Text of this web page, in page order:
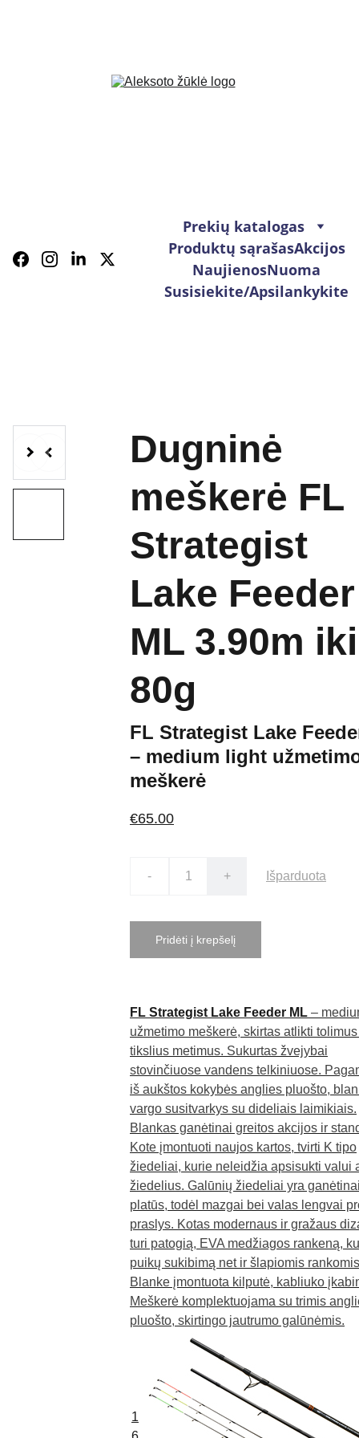
Prekių katalogas
Produktų sąrašasAkcijos
NaujienosNuoma
Susisiekite/Apsilankykite
Dugninė
meškerė FL
Strategist
Lake Feeder
ML 3.90m iki
80g
FL Strategist Lake
– medium light
meškerė
€65.00
- + Išparduota
Pridėti į krepšelį
FL Strategist Lake Feeder ML –
užmetimo meškerė, skirtas atlikti
tikslius metimus. Sukurtas žvejybai
stovinčiuose vandens telkiniuose.
iš aukštos kokybės anglies pluošto,
vargo susitvarkys su dideliais laimikiais.
Blankas ganėtinai greitos akcijos ir
Kote įmontuoti naujos kartos, tvirti K tipo
žiedeliai, kurie neleidžia apsisukti valui
žiedelius. Galūnių žiedeliai yra
platūs, todėl mazgai bei valas lengvai
praslys. Kotas modernaus ir gražaus
turi patogią, EVA medžiagos rankeną,
puikų sukibimą net ir šlapiomis
Blanke įmontuota kilputė, kabliuko
Meškerė komplektuojama su trimis
pluošto, skirtingo jautrumo galūnėmis.
1